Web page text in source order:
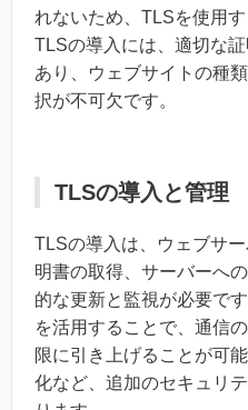
れないため、TLSを使用
TLSの導入には、適切な
あり、ウェブサイトの種
択が不可欠です。
TLSの導入と管理
TLSの導入は、ウェブサ
明書の取得、サーバーへ
的な更新と監視が必要で
を活用することで、通信
限に引き上げることが可
化など、追加のセキュリ